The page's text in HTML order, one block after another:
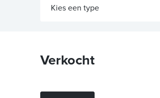
Kies een type
Verkocht